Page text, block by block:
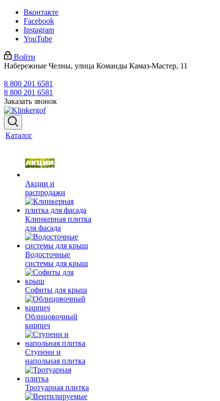
Вконтакте
Facebook
Instagram
YouTube
Войти
Набережные Челны, улица Команды Камаз-Мастер, 11
8 800 201 6581
8 800 201 6581
Заказать звонок
Каталог
Акции и
распродажи
Клинкерная плитка
для фасада
Водосточные
системы для крыш
Софиты для крыш
Облицовочный
кирпич
Ступени и
напольная плитка
Тротуарная плитка